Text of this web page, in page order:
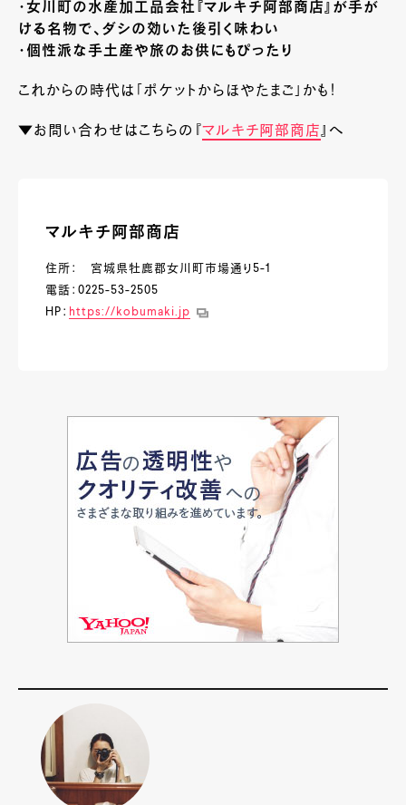
・女川町の水産加工品会社『マルキチ阿部商店』が手が
ける名物で、ダシの効いた後引く味わい
・個性派な手土産や旅のお供にもぴったり
これからの時代は「ポケットからほやたまご」かも！
▼お問い合わせはこちらの『マルキチ阿部商店』へ
マルキチ阿部商店
住所： 宮城県牡鹿郡女川町市場通り5-1
電話：0225-53-2505
HP： https://kobumaki.jp